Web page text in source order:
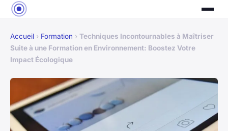
Accueil › Formation › Techniques Incontournables à Maîtriser
Suite à une Formation en Environnement: Boostez Votre
Impact Écologique